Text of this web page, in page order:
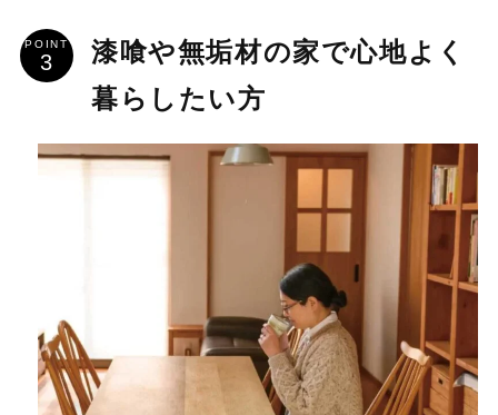
POINT
漆喰や無垢材の家で心地よく
暮らしたい方